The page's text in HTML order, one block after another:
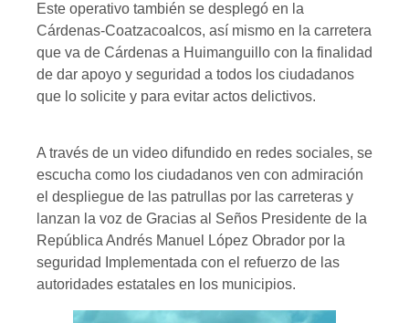
Este operativo también se desplegó en la
Cárdenas-Coatzacoalcos, así mismo en la carretera
que va de Cárdenas a Huimanguillo con la finalidad
de dar apoyo y seguridad a todos los ciudadanos
que lo solicite y para evitar actos delictivos.
A través de un video difundido en redes sociales, se
escucha como los ciudadanos ven con admiración
el despliegue de las patrullas por las carreteras y
lanzan la voz de Gracias al Seños Presidente de la
República Andrés Manuel López Obrador por la
seguridad Implementada con el refuerzo de las
autoridades estatales en los municipios.